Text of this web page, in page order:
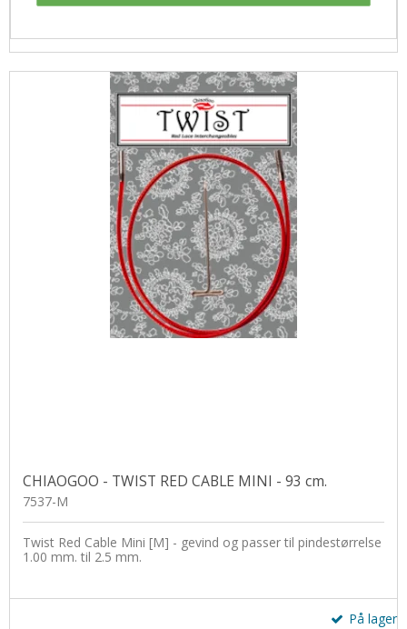
CHIAOGOO - TWIST RED CABLE MINI - 93 cm.
7537-M
Twist Red Cable Mini [M] - gevind og passer til pindestørrelse
1.00 mm. til 2.5 mm.
På lager